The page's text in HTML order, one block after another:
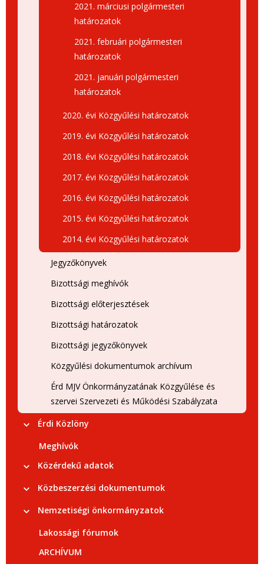
2021. márciusi polgármesteri
határozatok
2021. februári polgármesteri
határozatok
2021. januári polgármesteri
határozatok
2020. évi Közgyűlési határozatok
2019. évi Közgyűlési határozatok
2018. évi Közgyűlési határozatok
2017. évi Közgyűlési határozatok
2016. évi Közgyűlési határozatok
2015. évi Közgyűlési határozatok
2014. évi Közgyűlési határozatok
Jegyzőkönyvek
Bizottsági meghívók
Bizottsági előterjesztések
Bizottsági határozatok
Bizottsági jegyzőkönyvek
Közgyűlési dokumentumok archívum
Érd MJV Önkormányzatának Közgyűlése és
szervei Szervezeti és Működési Szabályzata
Érdi Közlöny
Meghívók
Közérdekű adatok
Közbeszerzési dokumentumok
Nemzetiségi önkormányzatok
Lakossági fórumok
ARCHÍVUM